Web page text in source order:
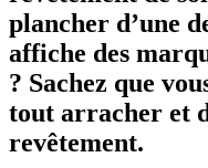
plancher d’une
affiche des
? Sachez que
tout arracher et
revêtement.